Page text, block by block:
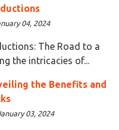
04, 2024
The Road to a
the intricacies of...
the Benefits and
03, 2024